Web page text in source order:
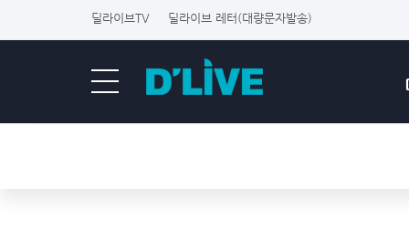
딜라이브TV 딜라이브 레터(대량문자발송)